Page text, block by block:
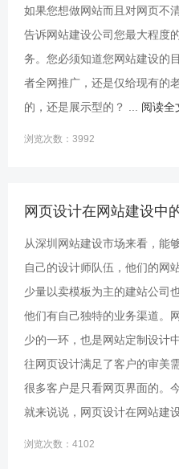
如果您想做网站而且对网页不
告诉网站建设公司您最大程度
务。您必须知道您网站建设的
者全网推广，还是仅给现有的
的，还是展示型的？ ... 阅读全
浏览次数：3992
网页设计在网站建设中
从深圳网站建设市场来看，能
自己的设计师队伍，他们的网
少量以卖模板为主的建站公司
他们有自己独特的业务渠道。
少的一环，也是网站定制设计
往网页设计满足了客户的审美
很多客户是只看网页界面的。
就来说说，网页设计在网站建
浏览次数：4102